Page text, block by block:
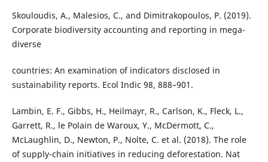
Skouloudis, A., Malesios, C., and Dimitrakopoulos, P. (2019).
Corporate biodiversity accounting and reporting in mega-
diverse
countries: An examination of indicators disclosed in
sustainability reports. Ecol Indic 98, 888–901.
Lambin, E. F., Gibbs, H., Heilmayr, R., Carlson, K., Fleck, L.,
Garrett, R., le Polain de Waroux, Y., McDermott, C.,
McLaughlin, D., Newton, P., Nolte, C. et al. (2018). The role
of supply-chain initiatives in reducing deforestation. Nat